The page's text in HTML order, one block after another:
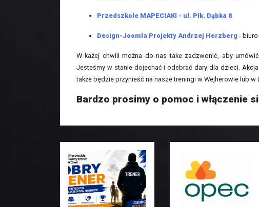
Przedszkole MAPECIAKI - ul. Płk. Dąbka 8
Design-Joomla Projekty Andrzej Herzberg - biuro
W każej chwili można do nas take zadzwonić, aby
Jesteśmy w stanie dojechać i odebrać dary dla dzieci.
także będzie przynieść na nasze treningi w Wejherowie lub w
Bardzo prosimy o pomoc i włączenie